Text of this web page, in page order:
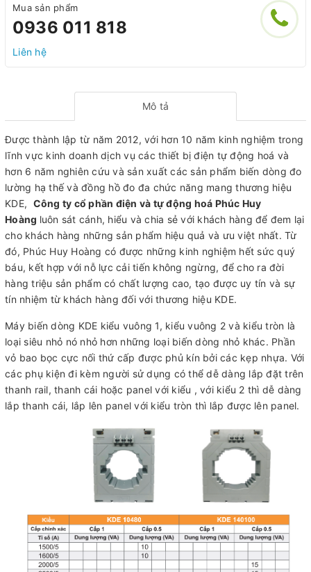
Mua sản phẩm
0936 011 818
Liên hệ
Mô tả
Được thành lập từ năm 2012, với hơn 10 năm kinh nghiệm trong
lĩnh vực kinh doanh dịch vụ các thiết bị điện tự động hoá và
hơn 6 năm nghiên cứu và sản xuất các sản phẩm biến dòng đo
lường hạ thế và đồng hồ đo đa chức năng mang thương hiệu
KDE, Công ty cổ phần điện và tự động hoá Phúc Huy
Hoàng luôn sát cánh, hiểu và chia sẻ với khách hàng để đem lại
cho khách hàng những sản phẩm hiệu quả và ưu việt nhất. Từ
đó, Phúc Huy Hoàng có được những kinh nghiệm hết sức quý
báu, kết hợp với nỗ lực cải tiến không ngừng, để cho ra đời
hàng triệu sản phẩm có chất lượng cao, tạo được uy tín và sự
tín nhiệm từ khách hàng đối với thương hiệu KDE.
Máy biến dòng KDE kiểu vuông 1, kiểu vuông 2 và kiểu tròn là
loại siêu nhỏ nó nhỏ hơn những loại biến dòng nhỏ khác. Phần
vỏ bao bọc cực nối thứ cấp được phủ kín bởi các kẹp nhựa. Với
các phụ kiện đi kèm người sử dụng có thể dễ dàng lắp đặt trên
thanh rail, thanh cái hoặc panel với kiểu , với kiểu 2 thì dễ dàng
lắp thanh cái, lắp lên panel với kiểu tròn thì lắp được lên panel.